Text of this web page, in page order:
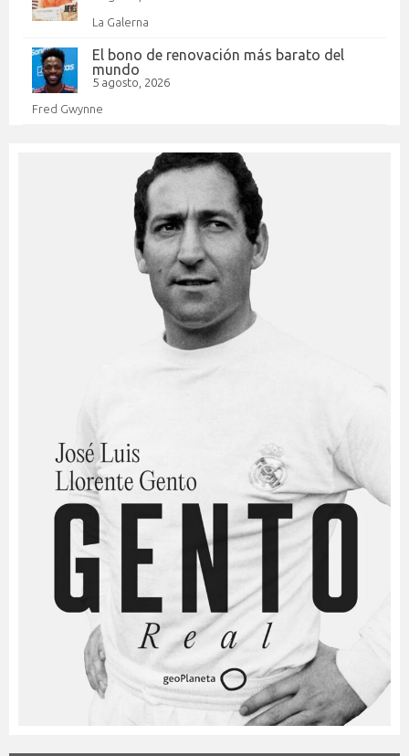
La Galerna
El bono de renovación más barato del
mundo
5 agosto, 2026
Fred Gwynne